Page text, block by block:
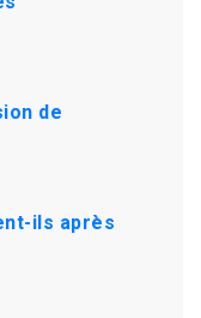
de
ils après